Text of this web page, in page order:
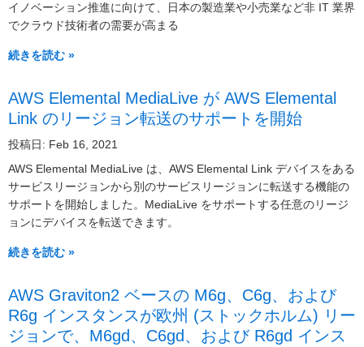
イノベーション推進に向けて、日本の製造業や小売業など非 IT 業界
でクラウド技術者の需要が高まる
続きを読む »
AWS Elemental MediaLive が AWS Elemental
Link のリージョン転送のサポートを開始
投稿日: Feb 16, 2021
AWS Elemental MediaLive は、AWS Elemental Link デバイスをある
サービスリージョンから別のサービスリージョンに転送する機能の
サポートを開始しました。MediaLive をサポートする任意のリージ
ョンにデバイスを転送できます。
続きを読む »
AWS Graviton2 ベースの M6g、C6g、および
R6g インスタンスが欧州 (ストックホルム) リー
ジョンで、M6gd、C6gd、および R6gd インス